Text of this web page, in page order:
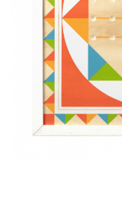
Seturi de desen
Seturi de pictura
Tatuaje Copii
Nisip kinetic
Jucarii interactive
Proiector pentru copii
Instrumente muzicale